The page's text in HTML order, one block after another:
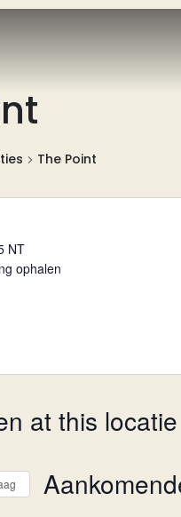
The Point
NT
ophalen
at this locatie